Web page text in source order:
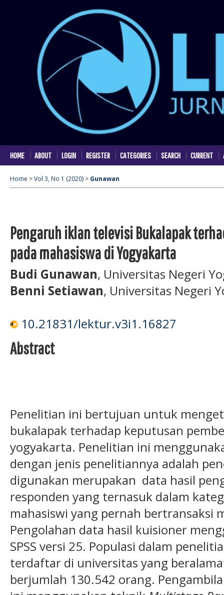
HOME ABOUT LOGIN REGISTER CATEGORIES SEARCH CURRENT
Home >Vol 3, No 1 (2020) > Gunawan
Pengaruh iklan televisi Bukalapak
pada mahasiswa di Yogyakarta
Budi Gunawan, Universitas Negeri
Benni Setiawan, Universitas Negeri
10.21831/lektur.v3i1.16827
Abstract
Penelitian ini bertujuan untuk
bukalapak terhadap keputusan
yogyakarta. Penelitian ini
dengan jenis penelitiannya adalah
digunakan merupakan data hasil
responden yang ternasuk dalam
mahasiswi yang pernah bertransaksi
Pengolahan data hasil kuisioner
SPSS versi 25. Populasi dalam
terdaftar di universitas yang
berjumlah 130.542 orang.